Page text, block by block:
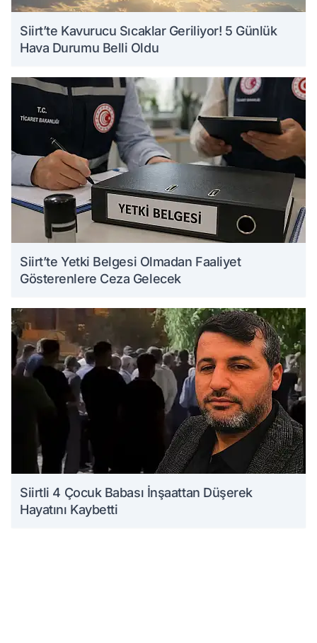
Siirt’te Kavurucu Sıcaklar Geriliyor! 5 Günlük
Hava Durumu Belli Oldu
Siirt’te Yetki Belgesi Olmadan Faaliyet
Gösterenlere Ceza Gelecek
Siirtli 4 Çocuk Babası İnşaattan Düşerek
Hayatını Kaybetti